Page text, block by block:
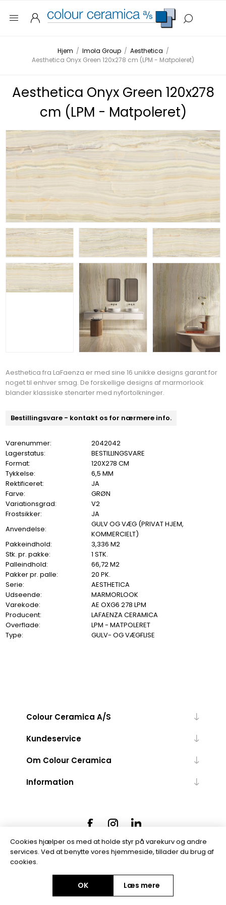
Hjem / Imola Group / Aesthetica /
Aesthetica Onyx Green 120x278 cm (LPM - Matpoleret)
Aesthetica Onyx Green 120x278
cm (LPM - Matpoleret)
Aesthetica fra LaFaenza er med sine 16 unikke designs garant for
noget til enhver smag. De forskellige designs af marmorlook
blander klassiske stenarter med nyfortolkninger.
Bestillingsvare - kontakt os for nærmere info.
Varenummer:
2042042
Lagerstatus:
BESTILLINGSVARE
Format:
120X278 CM
Tykkelse:
6,5 MM
Rektificeret:
JA
Farve:
GRØN
Variationsgrad:
V2
Frostsikker:
JA
Anvendelse:
GULV OG VÆG (PRIVAT HJEM,
KOMMERCIELT)
Pakkeindhold:
3,336 M2
Stk. pr. pakke:
1 STK.
Palleindhold:
66,72 M2
Pakker pr. palle:
20 PK.
Serie:
AESTHETICA
Udseende:
MARMORLOOK
Varekode:
AE OXG6 278 LPM
Producent:
LAFAENZA CERAMICA
Overflade:
LPM - MATPOLERET
Type:
GULV- OG VÆGFLISE
Colour Ceramica A/S
Kundeservice
Om Colour Ceramica
Information
Powered bynopCommerce
Copyright © 2026 Colour Ceramica A/S. Alle rettigheder forbeholdt.
Cookies hjælper os med at holde styr på varekurv og andre
services. Ved at benytte vores hjemmeside, tillader du brug af
cookies.
OK Læs mere